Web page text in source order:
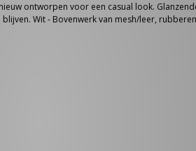
ontworpen voor een casual look.
Wit - Bovenwerk van mesh/leer,